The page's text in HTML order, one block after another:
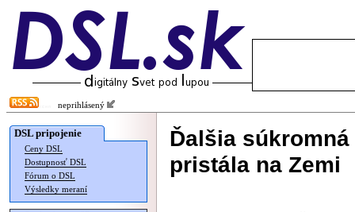
neprihlásený
DSL pripojenie
Ceny DSL
Dostupnosť DSL
Fórum o DSL
Výsledky meraní
Ďalšia
pristála na Zemi